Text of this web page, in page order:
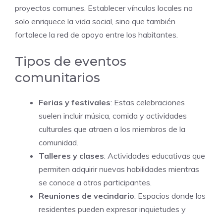
proyectos comunes. Establecer vínculos locales no
solo enriquece la vida social, sino que también
fortalece la red de apoyo entre los habitantes.
Tipos de eventos
comunitarios
Ferias y festivales: Estas celebraciones
suelen incluir música, comida y actividades
culturales que atraen a los miembros de la
comunidad.
Talleres y clases: Actividades educativas que
permiten adquirir nuevas habilidades mientras
se conoce a otros participantes.
Reuniones de vecindario: Espacios donde los
residentes pueden expresar inquietudes y